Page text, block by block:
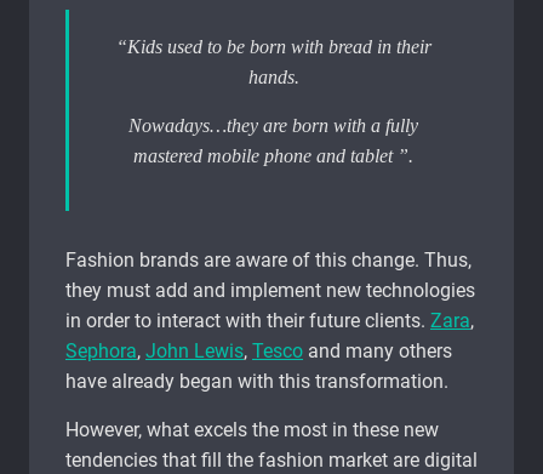
“Kids used to be born with bread in their
hands.
Nowadays…they are born with a fully
mastered mobile phone and tablet ”.
Fashion brands are aware of this change. Thus,
they must add and implement new technologies
in order to interact with their future clients. Zara,
Sephora, John Lewis, Tesco and many others
have already began with this transformation.
However, what excels the most in these new
tendencies that fill the fashion market are digital